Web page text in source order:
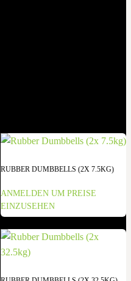
RUBBER DUMBBELLS (2X 7.5KG)
ANMELDEN UM PREISE
EINZUSEHEN